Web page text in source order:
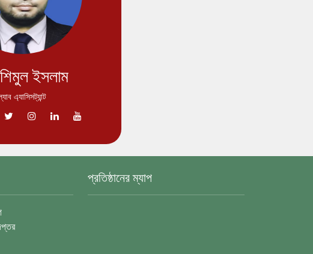
ইসলাম
এ্যাসিসট্যান্ট
প্রতিষ্ঠানের ম্যাপ